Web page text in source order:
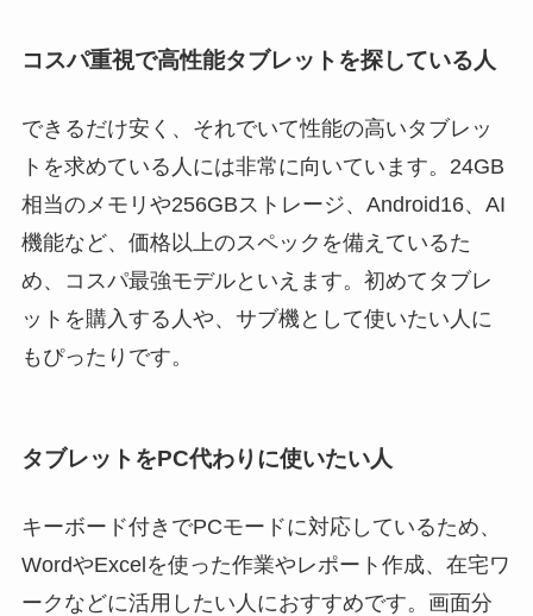
コスパ重視で高性能タブレットを探している人
できるだけ安く、それでいて性能の高いタブレッ
トを求めている人には非常に向いています。24GB
相当のメモリや256GBストレージ、Android16、AI
機能など、価格以上のスペックを備えているた
め、コスパ最強モデルといえます。初めてタブレ
ットを購入する人や、サブ機として使いたい人に
もぴったりです。
タブレットをPC代わりに使いたい人
キーボード付きでPCモードに対応しているため、
WordやExcelを使った作業やレポート作成、在宅ワ
ークなどに活用したい人におすすめです。画面分